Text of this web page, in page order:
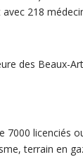
218
des Beaux-
licenciés
terrain en